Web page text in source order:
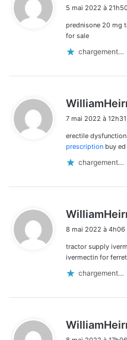
5 mai 2022 à
prednisone 20 mg
for sale
chargement…
7 mai 2022 à 12h31
erectile dysfunction
prescription buy
chargement…
8 mai 2022 à 4h06
tractor supply
ivermectin for
chargement…